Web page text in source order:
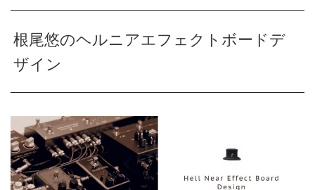
根尾悠のヘルニアエフェクトボードデ
ザイン